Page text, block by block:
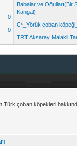
0
0
Babalar ve Oğulları(Bir
Kangal)
C*_Yörük çoban
TRT Aksaray Malakli
Türk çoban köpekleri